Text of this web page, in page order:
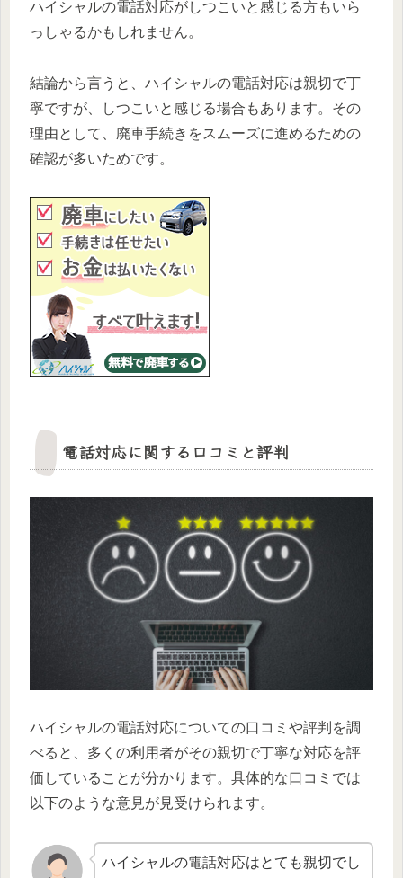
ハイシャルの電話対応がしつこいと感じる方もいら
っしゃるかもしれません。
結論から言うと、ハイシャルの電話対応は親切で丁
寧ですが、しつこいと感じる場合もあります。その
理由として、廃車手続きをスムーズに進めるための
確認が多いためです。
電話対応に関する口コミと評判
ハイシャルの電話対応についての口コミや評判を調
べると、多くの利用者がその親切で丁寧な対応を評
価していることが分かります。具体的な口コミでは
以下のような意見が見受けられます。
ハイシャルの電話対応はとても親切でし